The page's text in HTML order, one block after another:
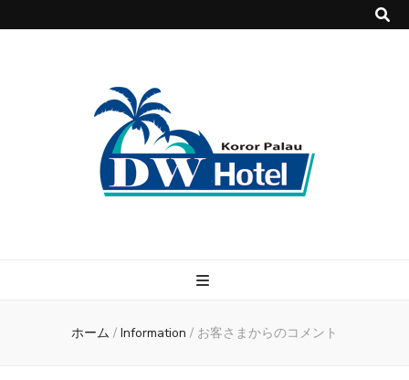
ホーム / Information / お客さまからのコメント